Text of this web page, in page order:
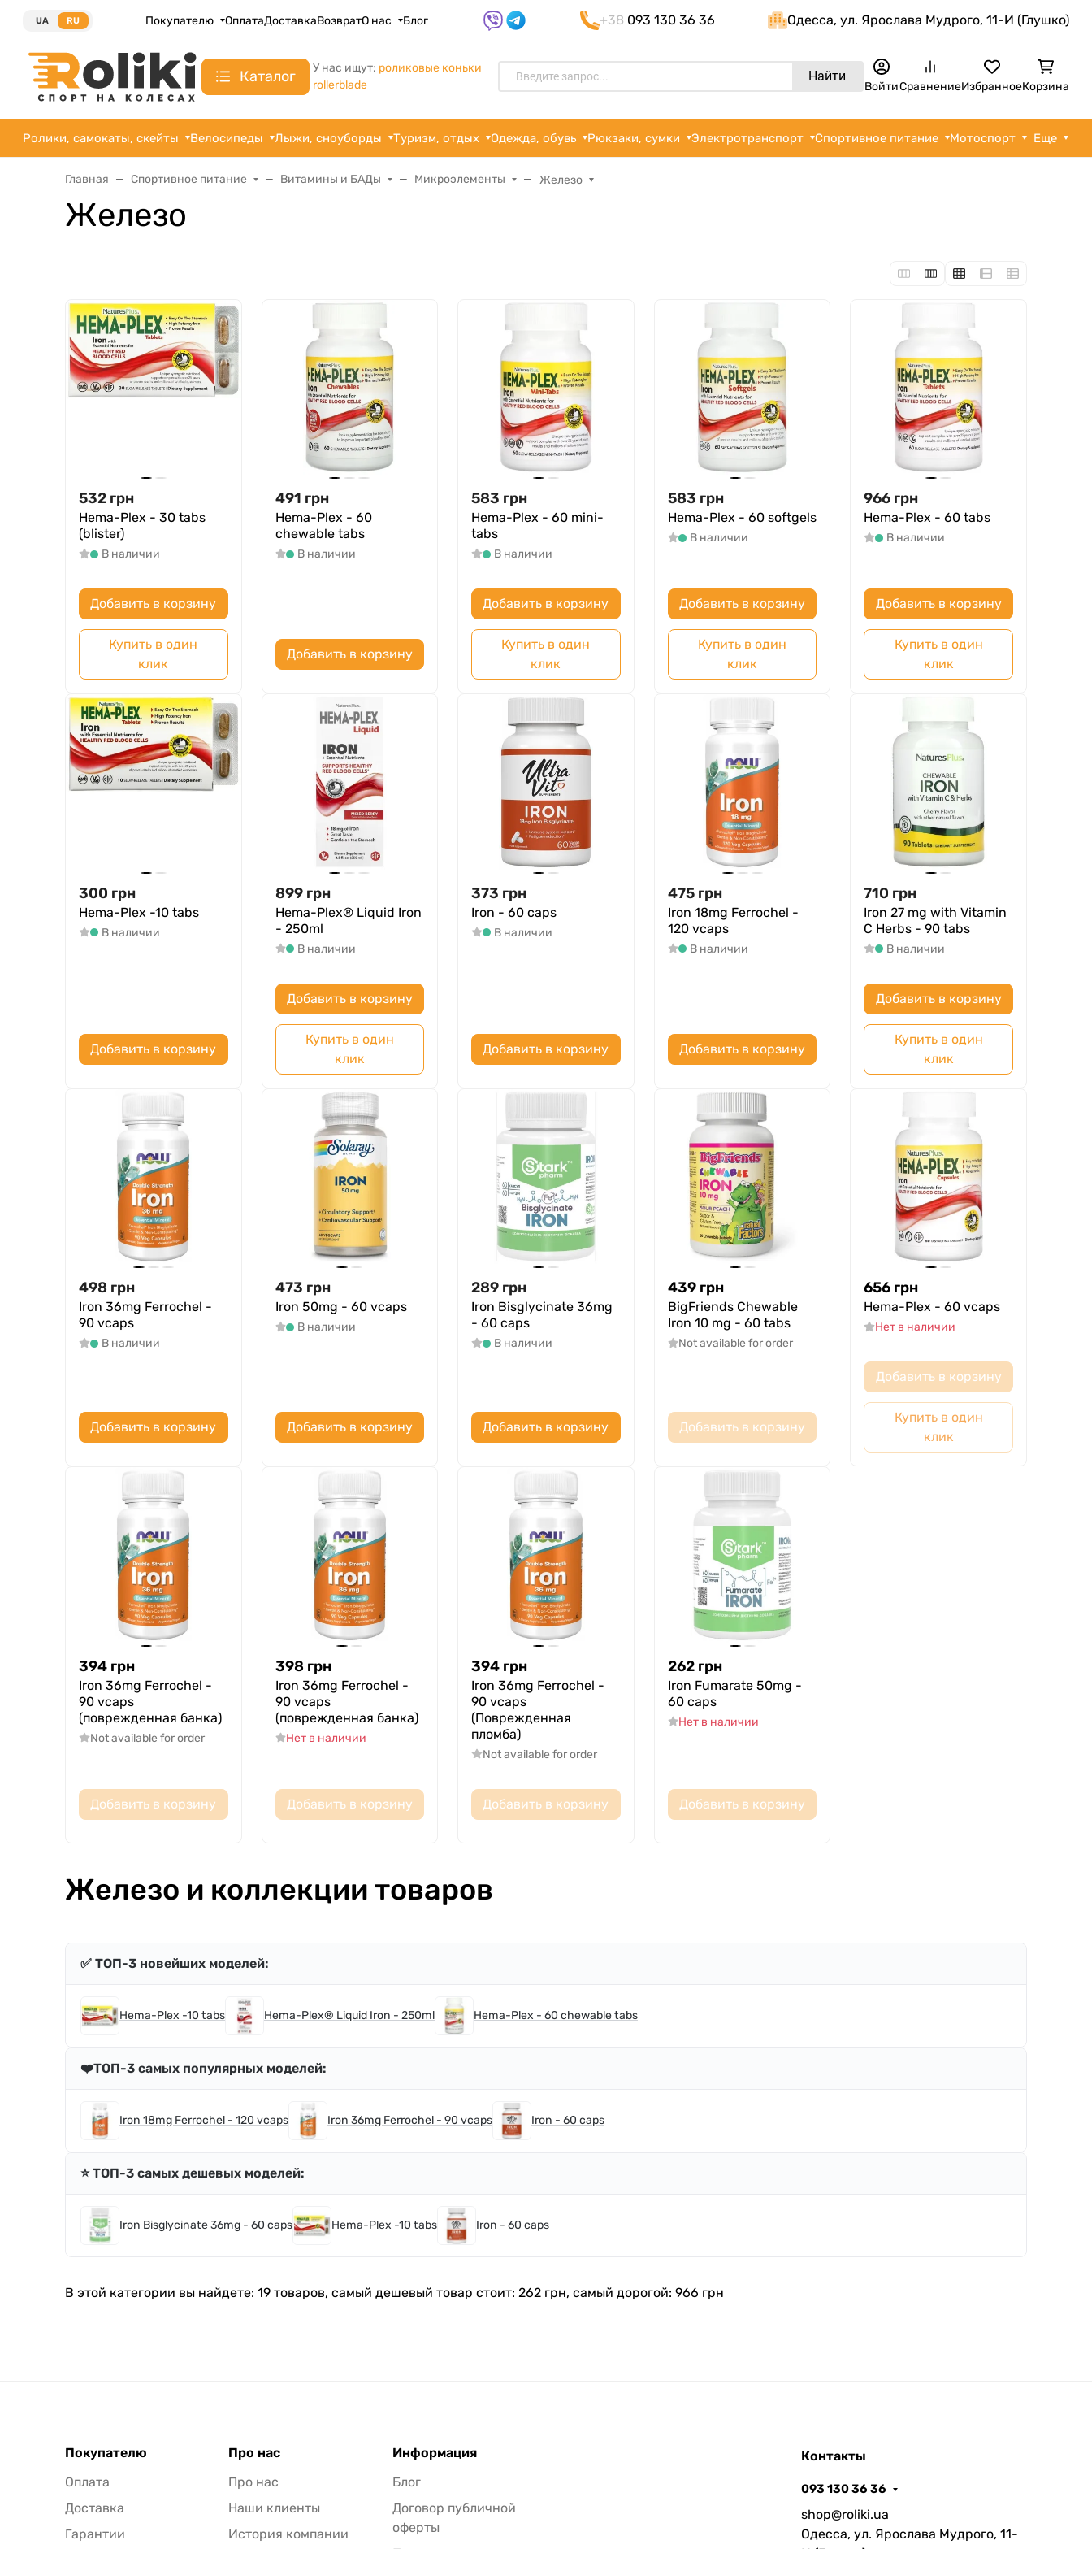
UA RU Покупателю ОплатаДоставкаВозвратО нас Блог +38 093 130 36 36 Одеcса, ул. Ярослава Мудрого, 11-И (Глушко)
Каталог У нас ищут: роликовые коньки
rollerblade
Найти
ВойтиСравнениеИзбранноеКорзина
Ролики, самокаты, скейты Велосипеды Лыжи, сноуборды Туризм, отдых Одежда, обувь Рюкзаки, сумки Электротранспорт Спортивное питание Мотоспорт Еще
Главная Спортивное питание Витамины и БАДы Микроэлементы Железо
Железо
532 грн
Hema-Plex - 30 tabs
(blister)
В наличии
Добавить в корзину
Купить в один
клик
491 грн
Hema-Plex - 60
chewable tabs
В наличии
Добавить в корзину
583 грн
Hema-Plex - 60 mini-
tabs
В наличии
Добавить в корзину
Купить в один
клик
583 грн
Hema-Plex - 60 softgels
В наличии
Добавить в корзину
Купить в один
клик
966 грн
Hema-Plex - 60 tabs
В наличии
Добавить в корзину
Купить в один
клик
300 грн
Hema-Plex -10 tabs
В наличии
Добавить в корзину
899 грн
Hema-Plex® Liquid Iron
- 250ml
В наличии
Добавить в корзину
Купить в один
клик
373 грн
Iron - 60 caps
В наличии
Добавить в корзину
475 грн
Iron 18mg Ferrochel -
120 vcaps
В наличии
Добавить в корзину
710 грн
Iron 27 mg with Vitamin
C Herbs - 90 tabs
В наличии
Добавить в корзину
Купить в один
клик
498 грн
Iron 36mg Ferrochel -
90 vcaps
В наличии
Добавить в корзину
473 грн
Iron 50mg - 60 vcaps
В наличии
Добавить в корзину
289 грн
Iron Bisglycinate 36mg
- 60 caps
В наличии
Добавить в корзину
439 грн
BigFriends Chewable
Iron 10 mg - 60 tabs
Not available for order
Добавить в корзину
656 грн
Hema-Plex - 60 vcaps
Нет в наличии
Добавить в корзину
Купить в один
клик
394 грн
Iron 36mg Ferrochel -
90 vcaps
(поврежденная банка)
Not available for order
Добавить в корзину
398 грн
Iron 36mg Ferrochel -
90 vcaps
(поврежденная банка)
Нет в наличии
Добавить в корзину
394 грн
Iron 36mg Ferrochel -
90 vcaps
(Поврежденная
пломба)
Not available for order
Добавить в корзину
262 грн
Iron Fumarate 50mg -
60 caps
Нет в наличии
Добавить в корзину
Железо и коллекции товаров
✅ ТОП-3 новейших моделей:
Hema-Plex -10 tabs Hema-Plex® Liquid Iron - 250ml Hema-Plex - 60 chewable tabs
❤️ТОП-3 самых популярных моделей:
Iron 18mg Ferrochel - 120 vcaps Iron 36mg Ferrochel - 90 vcaps Iron - 60 caps
⭐️ ТОП-3 самых дешевых моделей:
Iron Bisglycinate 36mg - 60 caps Hema-Plex -10 tabs Iron - 60 caps
В этой категории вы найдете: 19 товаров, самый дешевый товар стоит: 262 грн, самый дорогой: 966 грн
Покупателю
Оплата
Доставка
Гарантии
Про нас
Про нас
Наши клиенты
История компании
Информация
Блог
Договор публичной
оферты
Контакты
093 130 36 36
shop@roliki.ua
Одесса, ул. Ярослава Мудрого, 11-